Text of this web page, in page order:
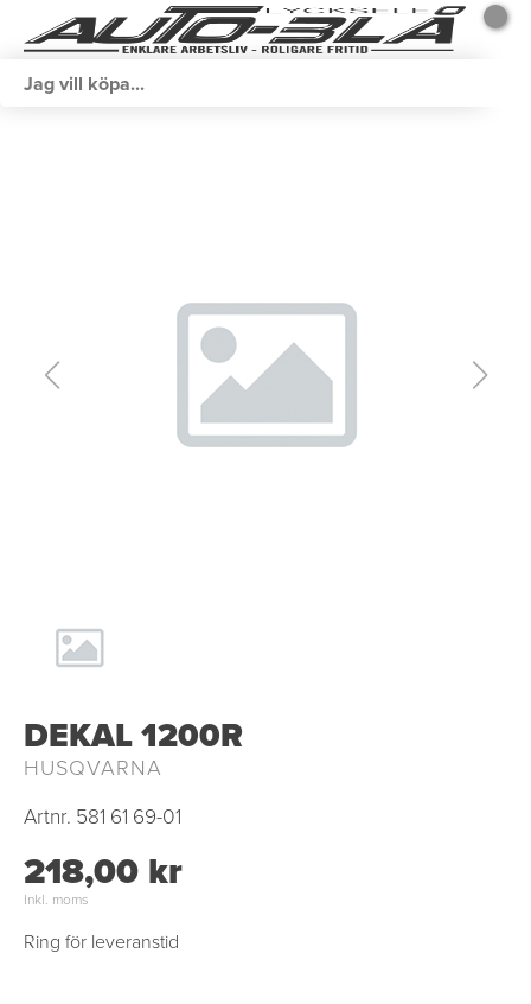
DEKAL 1200R
HUSQVARNA
Artnr. 581 61 69-01
218,00 kr
Inkl. moms
Ring för leveranstid